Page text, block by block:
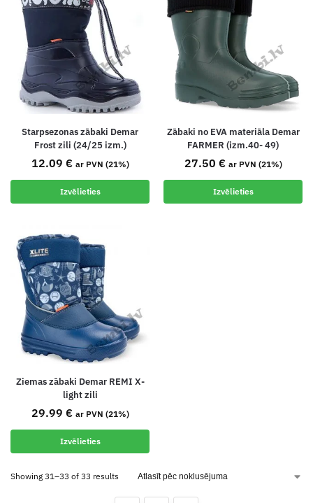
Starpsezonas zābaki Demar
Frost zili (24/25 izm.)
12.09 € ar PVN (21%)
Izvēlieties
Zābaki no EVA materiāla Demar
FARMER (izm.40- 49)
27.50 € ar PVN (21%)
Izvēlieties
Ziemas zābaki Demar REMI X-
light zili
29.99 € ar PVN (21%)
Izvēlieties
Showing 31–33 of 33 results